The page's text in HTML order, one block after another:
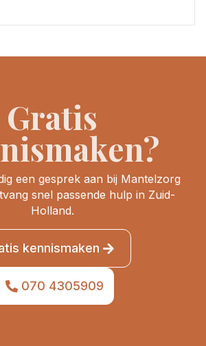
Gratis
een gesprek aan bij Mantelzorg
snel passende hulp in Zuid-
Holland.
kennismaken
070 4305909